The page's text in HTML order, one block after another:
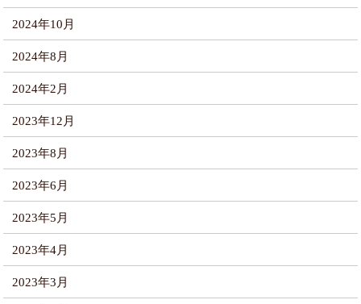
2024年10月
2024年8月
2024年2月
2023年12月
2023年8月
2023年6月
2023年5月
2023年4月
2023年3月